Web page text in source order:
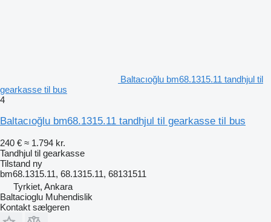
Baltacıoğlu bm68.1315.11 tandhjul til
gearkasse til bus
4
Baltacıoğlu bm68.1315.11 tandhjul til gearkasse til bus
240 € ≈ 1.794 kr.
Tandhjul til gearkasse
Tilstand ny
bm68.1315.11, 68.1315.11, 68131511
Tyrkiet, Ankara
Baltacioglu Muhendislik
Kontakt sælgeren